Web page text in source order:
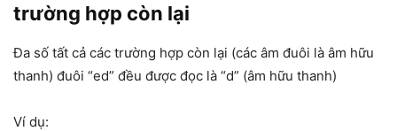
trường hợp còn lại
Đa số tất cả các trường hợp còn lại (các âm đuôi là âm hữu
thanh) đuôi “ed” đều được đọc là “d” (âm hữu thanh)
Ví dụ: